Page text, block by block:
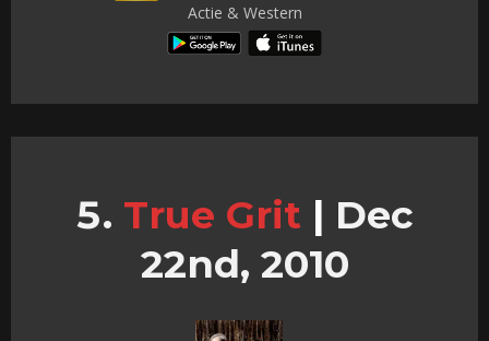
Actie & Western
True Grit | Dec
22nd, 2010